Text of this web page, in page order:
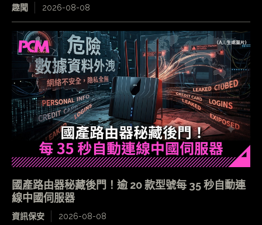
趣聞 2026-08-08
國產路由器秘藏後門！逾 20 款型號每 35 秒自動連
線中國伺服器
資訊保安 2026-08-08